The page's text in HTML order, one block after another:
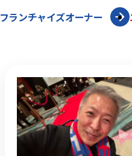
フランチャイズオーナー